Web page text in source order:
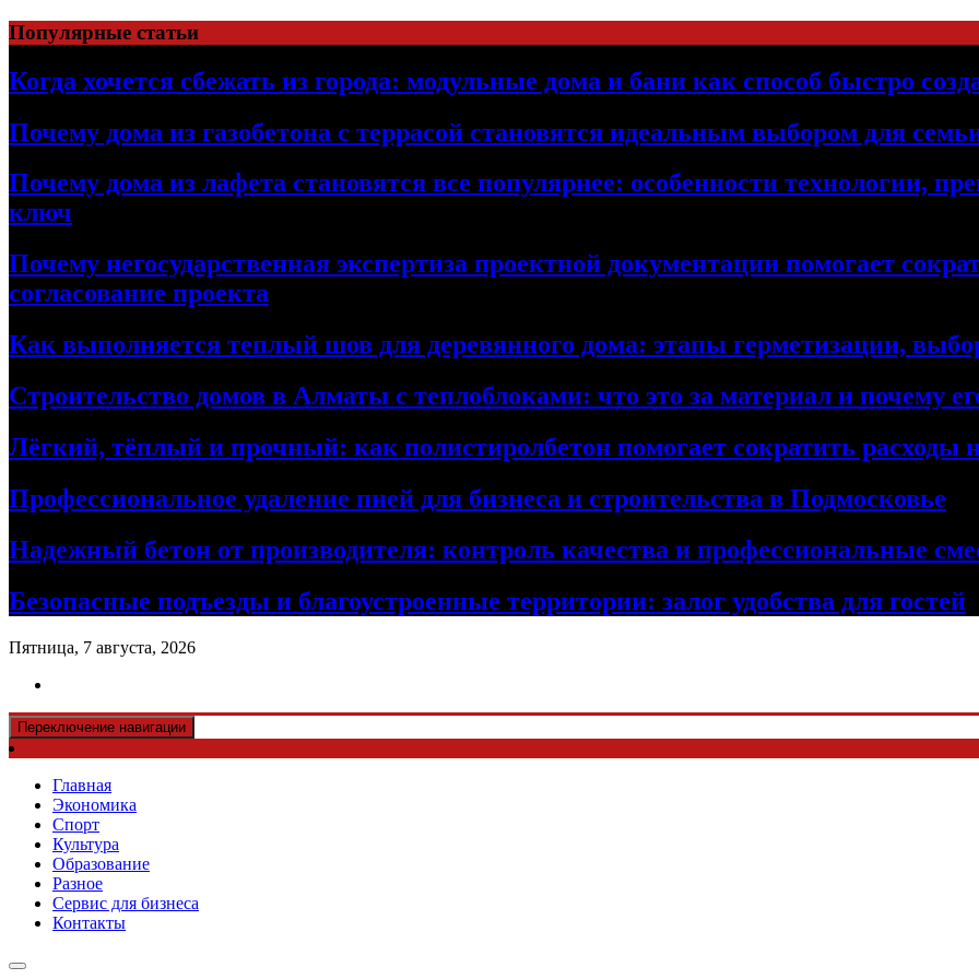
Перейти
к
содержимому
Популярные статьи
Когда хочется сбежать из города: модульные дома и бани как способ быстро
Почему дома из газобетона с террасой становятся идеальным выбором для
Почему дома из лафета становятся все популярнее: особенности технологии,
ключ
Почему негосударственная экспертиза проектной документации помогает
согласование проекта
Как выполняется теплый шов для деревянного дома: этапы герметизации,
Строительство домов в Алматы с теплоблоками: что это за материал и почему
Лёгкий, тёплый и прочный: как полистиролбетон помогает сократить расходы
Профессиональное удаление пней для бизнеса и строительства в Подмосковье
Надежный бетон от производителя: контроль качества и профессиональные
Безопасные подъезды и благоустроенные территории: залог удобства для гостей
Пятница, 7 августа, 2026
Переключение навигации
Главная
Экономика
Спорт
Культура
Образование
Разное
Сервис для бизнеса
Контакты